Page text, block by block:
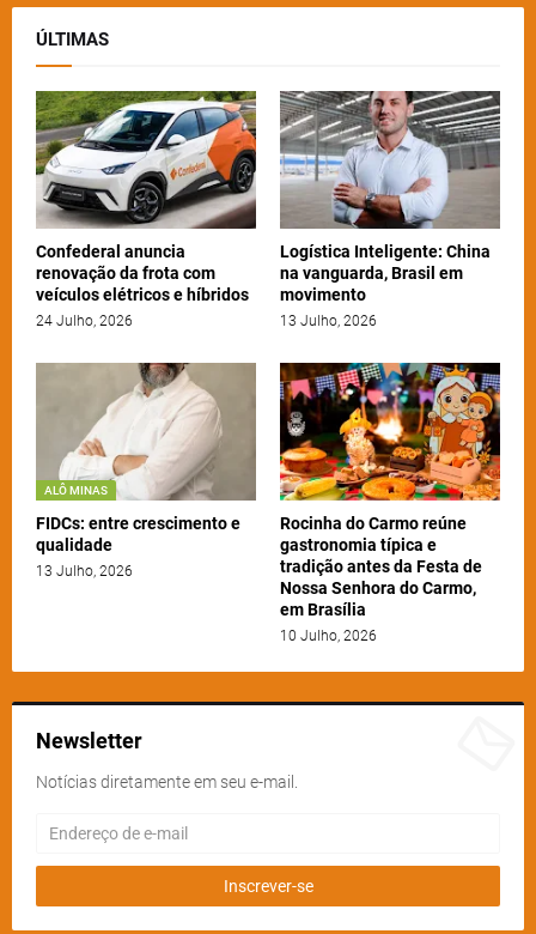
ÚLTIMAS
Confederal anuncia
renovação da frota com
veículos elétricos e híbridos
24 Julho, 2026
Logística Inteligente: China
na vanguarda, Brasil em
movimento
13 Julho, 2026
ALÔ MINAS
FIDCs: entre crescimento e
qualidade
13 Julho, 2026
Rocinha do Carmo reúne
gastronomia típica e
tradição antes da Festa de
Nossa Senhora do Carmo,
em Brasília
10 Julho, 2026
Newsletter
Notícias diretamente em seu e-mail.